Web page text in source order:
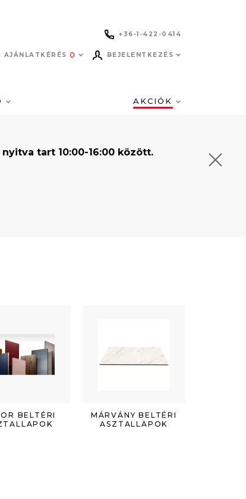
+36-1-422-0414
AJÁNLATKÉRÉS 0 BEJELENTKEZÉS
AKCIÓK
tart 10:00-16:00 között.
BELTÉRI
MÁRVÁNY BELTÉRI
ASZTALLAPOK